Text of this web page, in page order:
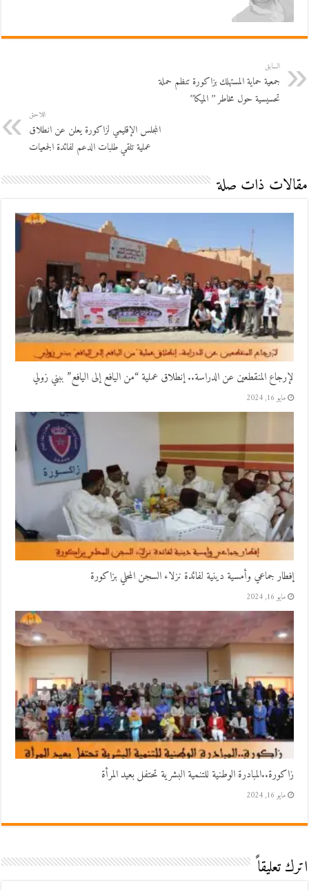
السابق
جمعية حماية المستهلك بزاكورة تنظم حملة
تحسيسية حول مخاطر ’’ الميكا’’
اللاحق
المجلس الإقليمي لزاكورة يعلن عن انطلاق
عملية تلقي طلبات الدعم لفائدة الجمعيات
مقالات ذات صلة
لإرجاع المنقطعين عن الدراسة.. إنطلاق عملية “من اليافع إلى اليافع” ببني زولي
مايو 16, 2024
إفطار جماعي وأمسية دينية لفائدة نزلاء السجن المحلي بزاكورة
مايو 16, 2024
زاكورة..المبادرة الوطنية للتنمية البشرية تحتفل بعيد المرأة
مايو 16, 2024
اترك تعليقاً